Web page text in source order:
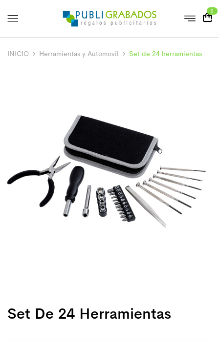
0
INICIO Herramientas y Automovil Set de 24 herramientas
Set De 24 Herramientas